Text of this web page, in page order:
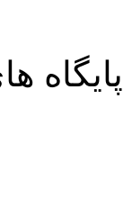
پایگاه